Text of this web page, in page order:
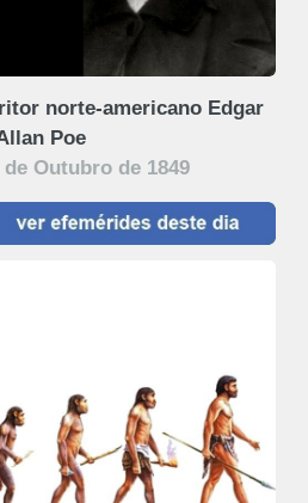
norte-americano Edgar
Poe
de Outubro de 1849